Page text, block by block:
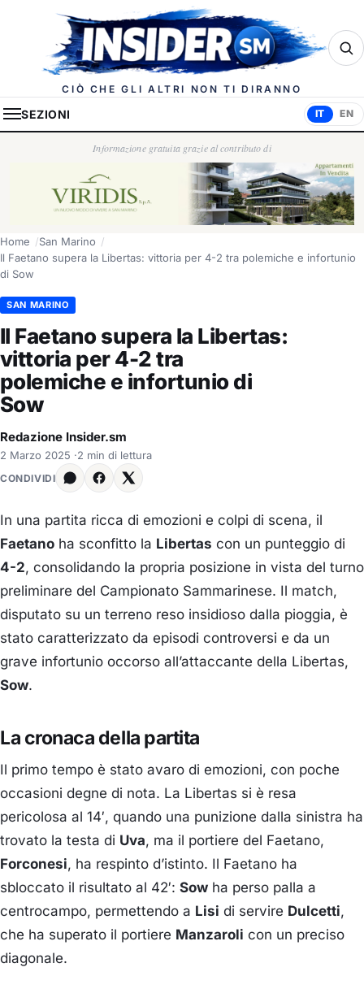
Insider.sm
CIÒ CHE GLI ALTRI NON TI DIRANNO
SEZIONI IT EN
Informazione gratuita grazie al contributo di
Home
San Marino
Il Faetano supera la Libertas: vittoria per 4-2 tra polemiche e infortunio
di Sow
SAN MARINO
Il Faetano supera la Libertas:
vittoria per 4-2 tra
polemiche e infortunio di
Sow
Redazione Insider.sm
2 Marzo 2025 ·2 min di lettura
CONDIVIDI
In una partita ricca di emozioni e colpi di scena, il
Faetano ha sconfitto la Libertas con un punteggio di
4-2, consolidando la propria posizione in vista del turno
preliminare del Campionato Sammarinese. Il match,
disputato su un terreno reso insidioso dalla pioggia, è
stato caratterizzato da episodi controversi e da un
grave infortunio occorso all’attaccante della Libertas,
Sow.
La cronaca della partita
Il primo tempo è stato avaro di emozioni, con poche
occasioni degne di nota. La Libertas si è resa
pericolosa al 14′, quando una punizione dalla sinistra ha
trovato la testa di Uva, ma il portiere del Faetano,
Forconesi, ha respinto d’istinto. Il Faetano ha
sbloccato il risultato al 42′: Sow ha perso palla a
centrocampo, permettendo a Lisi di servire Dulcetti,
che ha superato il portiere Manzaroli con un preciso
diagonale.